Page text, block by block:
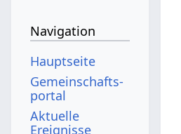
Navigation
Hauptseite
Gemeinschafts­
portal
Aktuelle
Ereignisse